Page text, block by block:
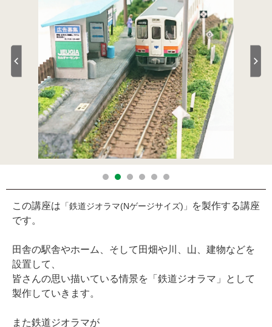
この講座は 「鉄道ジオラマ(Nゲージサイズ)」
を製作する講座
です。
田舎の駅舎やホーム、そして田畑や川、山、建物などを
設置して、
皆さんの思い描いている情景を「鉄道ジオラマ」として
製作していきます。
また鉄道ジオラマが